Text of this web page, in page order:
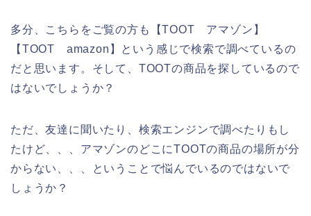
多分、こちらをご覧の方も【TOOT アマゾン】
【TOOT amazon】という感じで検索で調べているの
だと思います。そして、TOOTの商品を探しているので
はないでしょうか？
ただ、友達に聞いたり、検索エンジンで調べたりもし
たけど、、、アマゾンのどこにTOOTの商品の場所が分
からない、、、ということで悩んでいるのではないで
しょうか？